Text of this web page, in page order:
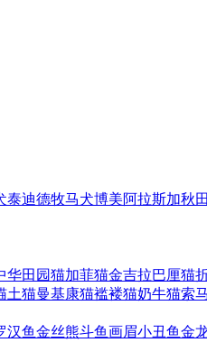
泰迪德牧马犬博美阿拉斯加秋田
华田园猫加菲猫金吉拉巴厘猫
土猫曼基康猫褴褛猫奶牛猫索
汉鱼金丝熊斗鱼画眉小丑鱼金